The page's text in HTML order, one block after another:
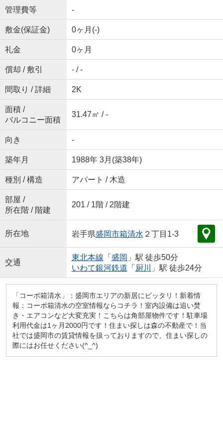
管理費等 -
敷金(保証金) 0ヶ月(-)
礼金 0ヶ月
償却 / 敷引 - / -
間取り / 詳細 2K
面積 /
バルコニー面積
31.47㎡ / -
向き -
築年月 1988年 3月(築38年)
種別 / 構造 アパート / 木造
部屋 /
所在階 / 階建
201 / 1階 / 2階建
所在地 岩手県盛岡市箱清水 ２丁目1-3
交通
東北本線 「 盛岡 」駅 徒歩50分
いわて銀河鉄道 「 厨川 」駅 徒歩24分
「コーポ箱清水」：盛岡市エリアの新居にピッタリ！新着情
報：コーポ箱清水の空室情報ならコチラ！室内設備は追い焚
き・エアコンなど大変充実！こちらは角部屋物件です！駐車場
利用代金は1ヶ月2000円です！住まい探しは森の不動産で！当
社では盛岡市の賃貸情報を扱っておりますので、住まい探しの
際にはお任せください(^_^)